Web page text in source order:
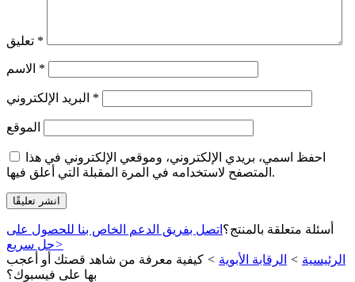
*
*
*
الموقع
احفظ اسمي، بريدي الإلكتروني، وموقعي الإلكتروني في هذا
المتصفح لاستخدامه في المرة المقبلة التي أعلق فيها.
أسئلة متعلقة بالمنتج؟ اتصل بفريق الدعم الخاص بنا للحصول على
حل سريع>
الرئيسية > الرقابة الأبوية > كيفية معرفة من شاهد قصتك أو أعجب
بها على فيسبوك؟